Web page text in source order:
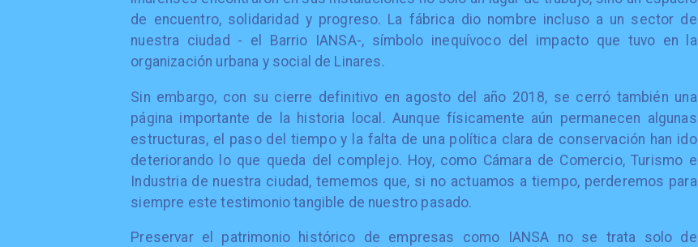
de encuentro, solidaridad y progreso. La fábrica dio nombre incluso a un sector de
nuestra ciudad - el Barrio IANSA-, símbolo inequívoco del impacto que tuvo en la
organización urbana y social de Linares.
Sin embargo, con su cierre definitivo en agosto del año 2018, se cerró también una
página importante de la historia local. Aunque físicamente aún permanecen algunas
estructuras, el paso del tiempo y la falta de una política clara de conservación han ido
deteriorando lo que queda del complejo. Hoy, como Cámara de Comercio, Turismo e
Industria de nuestra ciudad, tememos que, si no actuamos a tiempo, perderemos para
siempre este testimonio tangible de nuestro pasado.
Preservar el patrimonio histórico de empresas como IANSA no se trata solo de